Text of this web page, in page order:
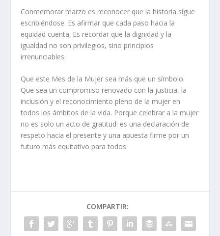
Conmemorar marzo es reconocer que la historia sigue
escribiéndose. Es afirmar que cada paso hacia la
equidad cuenta. Es recordar que la dignidad y la
igualdad no son privilegios, sino principios
irrenunciables.
Que este Mes de la Mujer sea más que un símbolo.
Que sea un compromiso renovado con la justicia, la
inclusión y el reconocimiento pleno de la mujer en
todos los ámbitos de la vida. Porque celebrar a la mujer
no es solo un acto de gratitud: es una declaración de
respeto hacia el presente y una apuesta firme por un
futuro más equitativo para todos.
COMPARTIR: